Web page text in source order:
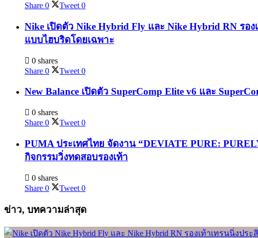
Share 0 Tweet 0
Nike เปิดตัว Nike Hybrid Fly และ Nike Hybrid RN ร
แบบไฮบริดโดยเฉพาะ
0 shares
Share 0 Tweet 0
New Balance เปิดตัว SuperComp Elite v6 และ
0 shares
Share 0 Tweet 0
PUMA ประเทศไทย จัดงาน “DEVIATE PURE:
กิจกรรมวิ่งทดสอบรองเท้า
0 shares
Share 0 Tweet 0
ข่าว, บทความล่าสุด